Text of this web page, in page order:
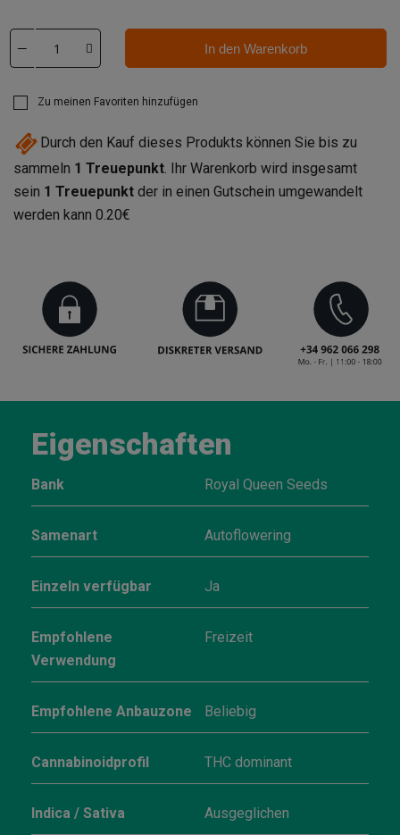
In den Warenkorb
Zu meinen Favoriten hinzufügen
Durch den Kauf dieses Produkts können Sie bis zu
sammeln 1 Treuepunkt. Ihr Warenkorb wird insgesamt
sein 1 Treuepunkt der in einen Gutschein umgewandelt
werden kann 0.20€
Eigenschaften
Bank Royal Queen Seeds
Samenart Autoflowering
Einzeln verfügbar Ja
Empfohlene
Verwendung
Freizeit
Empfohlene Anbauzone Beliebig
Cannabinoidprofil THC dominant
Indica / Sativa Ausgeglichen